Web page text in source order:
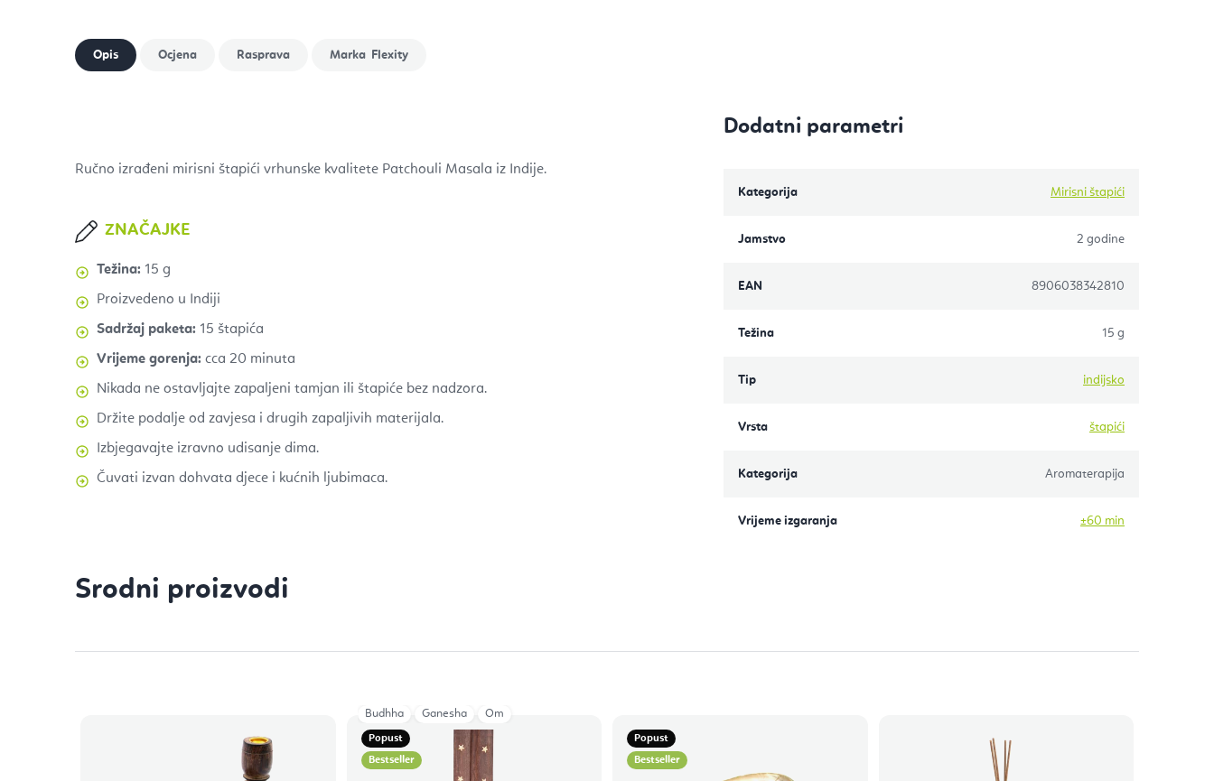
Flexity
Ručno izrađeni mirisni štapići vrhunske kvalitete Patchouli Masala iz Indije.
ZNAČAJKE
Težina: 15 g
Proizvedeno u Indiji
Sadržaj paketa: 15 štapića
Vrijeme gorenja: cca 20 minuta
Nikada ne ostavljajte zapaljeni tamjan ili štapiće bez nadzora.
Držite podalje od zavjesa i drugih zapaljivih materijala.
Izbjegavajte izravno udisanje dima.
Čuvati izvan dohvata djece i kućnih ljubimaca.
Dodatni parametri
Kategorija Mirisni štapići
Jamstvo 2 godine
EAN 8906038342810
Težina 15 g
Tip indijsko
Vrsta štapići
Kategorija Aromaterapija
Vrijeme izgaranja ±60 min
Srodni proizvodi
Popust
Bestseller
Budhha Ganesha Om
Popust
Bestseller